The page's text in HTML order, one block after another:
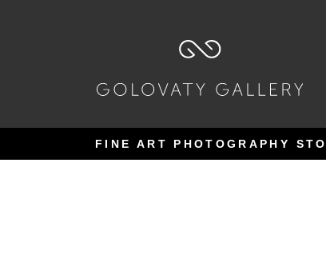
navegação
FINE ART PHOTOGRAPHY